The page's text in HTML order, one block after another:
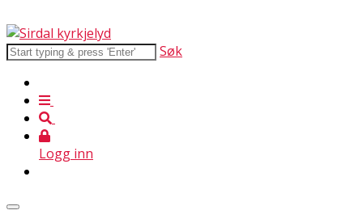
Søk
Logg inn